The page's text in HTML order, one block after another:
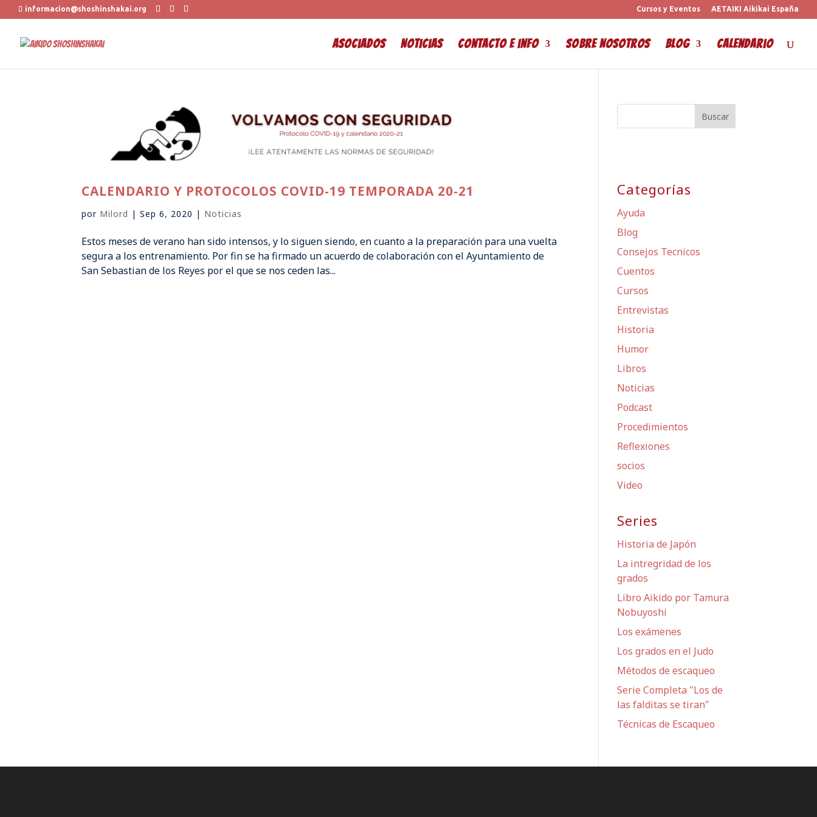
informacion@shoshinshakai.org Cursos y Eventos AETAIKI Aikikai España
Asociados Noticias Contacto e info Sobre Nosotros Blog Calendario
CALENDARIO Y PROTOCOLOS COVID-19 TEMPORADA 20-21
por Milord |Sep 6, 2020 | Noticias
Estos meses de verano han sido intensos, y lo siguen siendo, en cuanto a la preparación para una vuelta
segura a los entrenamiento. Por fin se ha firmado un acuerdo de colaboración con el Ayuntamiento de
San Sebastian de los Reyes por el que se nos ceden las...
Categorías
Ayuda
Blog
Consejos Tecnicos
Cuentos
Cursos
Entrevistas
Historia
Humor
Libros
Noticias
Podcast
Procedimientos
Reflexiones
socios
Video
Series
Historia de Japón
La intregridad de los
grados
Libro Aikido por Tamura
Nobuyoshi
Los exámenes
Los grados en el Judo
Métodos de escaqueo
Serie Completa "Los de
las falditas se tiran"
Técnicas de Escaqueo